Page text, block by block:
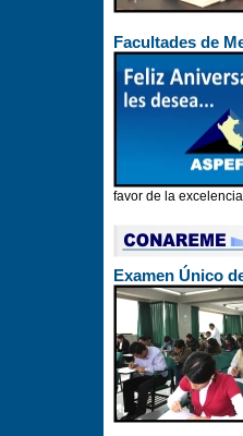
Facultades de
favor de la
Examen Único